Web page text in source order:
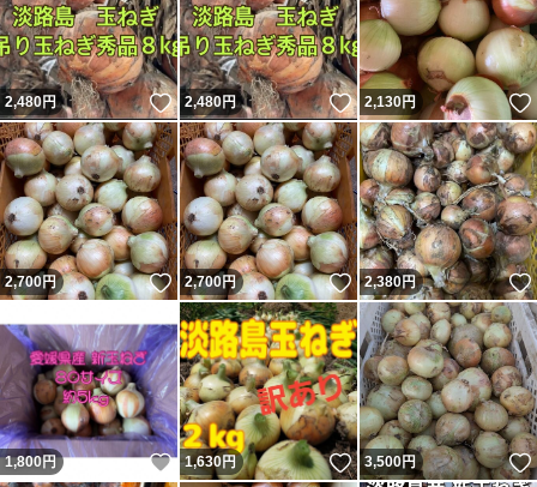
2,480円 いいね！
2,480円 いいね！
2,130円
2,700円 いいね！
2,700円 いいね！
2,380円
1,800円 いいね！
1,630円 いいね！
3,500円